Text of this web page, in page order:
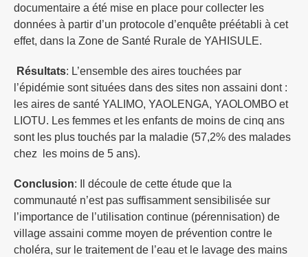
documentaire a été mise en place pour collecter les
données à partir d’un protocole d’enquête préétabli à cet
effet, dans la Zone de Santé Rurale de YAHISULE.
Résultats: L’ensemble des aires touchées par
l’épidémie sont situées dans des sites non assaini dont :
les aires de santé YALIMO, YAOLENGA, YAOLOMBO et
LIOTU. Les femmes et les enfants de moins de cinq ans
sont les plus touchés par la maladie (57,2% des malades
chez les moins de 5 ans).
Conclusion: Il découle de cette étude que la
communauté n’est pas suffisamment sensibilisée sur
l’importance de l’utilisation continue (pérennisation) de
village assaini comme moyen de prévention contre le
choléra, sur le traitement de l’eau et le lavage des mains